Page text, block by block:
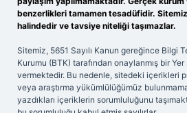
benzerlikleri tamamen tesadüfidir.
halindedir ve tavsiye niteliği taşımazlar.
Sitemiz, 5651 Sayılı Kanun gereğince Bilgi
Kurumu (BTK) tarafından onaylanmış bir
vermektedir. Bu nedenle, sitedeki içerikleri
veya araştırma yükümlülüğümüz
yazdıkları içeriklerin sorumluluğunu